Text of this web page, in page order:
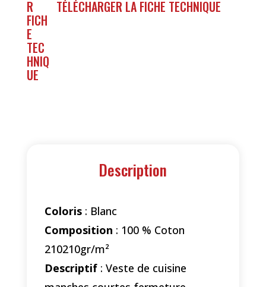
TÉLÉCHARGER LA FICHE TECHNIQUE
Description
Coloris: Blanc
Composition : 100 % Coton
210210gr/m²
Descriptif: Veste de cuisine